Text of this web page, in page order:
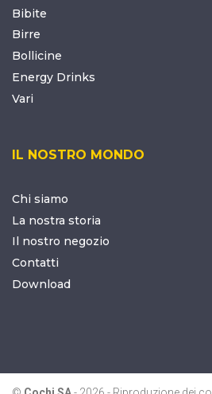
Bibite
Birre
Bollicine
Energy Drinks
Vari
IL NOSTRO MONDO
Chi siamo
La nostra storia
Il nostro negozio
Contatti
Download